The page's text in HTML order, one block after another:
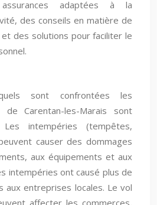
adaptées à la
des conseils en matière de
des solutions pour faciliter le
sont confrontées les
de Carentan-les-Marais sont
intempéries (tempêtes,
causer des dommages
aux équipements et aux
intempéries ont causé plus de
aux entreprises locales. Le vol
affecter les commerces,